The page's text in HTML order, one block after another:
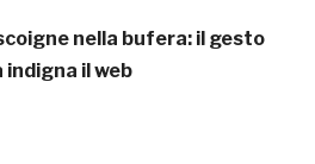
nella bufera: il gesto
indigna il web